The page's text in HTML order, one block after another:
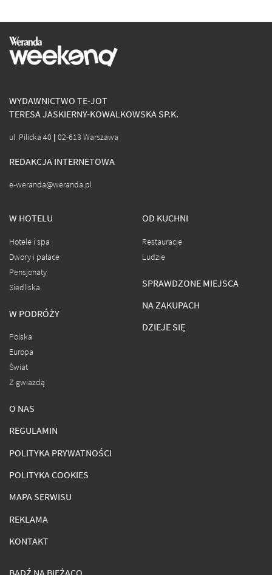
WYDAWNICTWO TE-JOT
TERESA JASKIERNY-KOWALKOWSKA SP.K.
ul. Pilicka 40 | 02-613 Warszawa
REDAKCJA INTERNETOWA
e-weranda@weranda.pl
W HOTELU
Hotele i spa
Dwory i pałace
Pensjonaty
Siedliska
W PODRÓŻY
Polska
Europa
Świat
Z gwiazdą
OD KUCHNI
Restauracje
Ludzie
SPRAWDZONE MIEJSCA
NA ZAKUPACH
DZIEJE SIĘ
O NAS
REGULAMIN
POLITYKA PRYWATNOŚCI
POLITYKA COOKIES
MAPA SERWISU
REKLAMA
KONTAKT